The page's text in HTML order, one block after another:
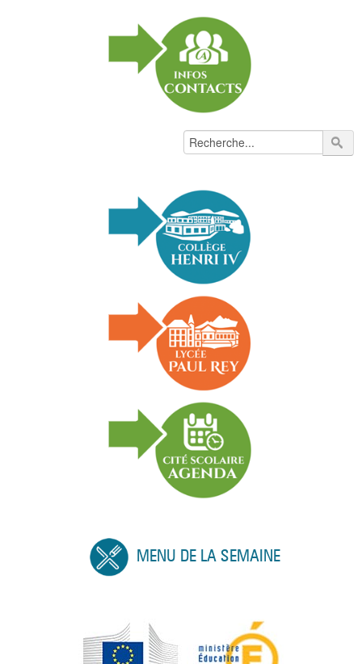
MENU DE LA SEMAINE